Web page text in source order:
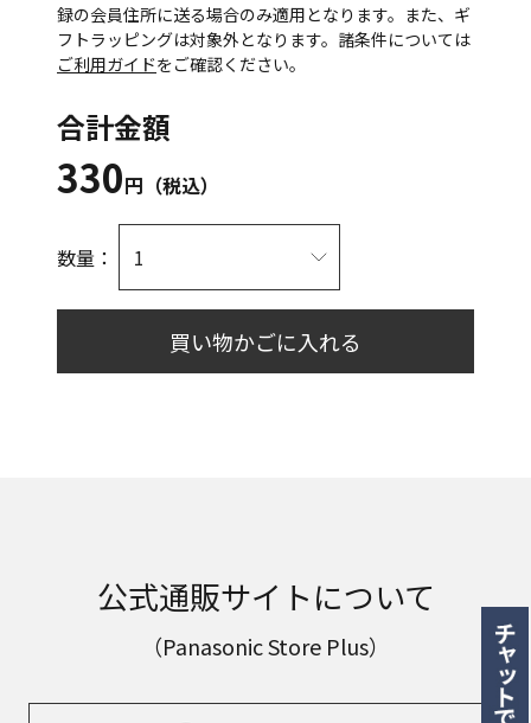
録の会員住所に送る場合のみ適用となります。また、ギ
フトラッピングは対象外となります。諸条件については
ご利用ガイドをご確認ください。
合計金額
330円（税込）
数量：
買い物かごに入れる
公式通販サイトについて
（Panasonic Store Plus）